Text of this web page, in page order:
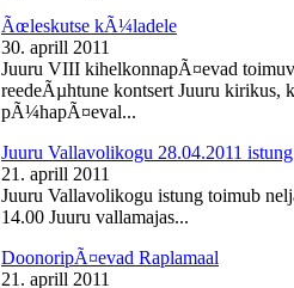
Ãœleskutse kÃ¼ladele
30. aprill 2011
Juuru VIII kihelkonnapÃ¤evad
reedeÃµhtune kontsert Juuru
pÃ¼hapÃ¤eval...
Juuru Vallavolikogu 28.04.2011 istung
21. aprill 2011
Juuru Vallavolikogu istung toimub
14.00 Juuru vallamajas...
DoonoripÃ¤evad Raplamaal
21. aprill 2011